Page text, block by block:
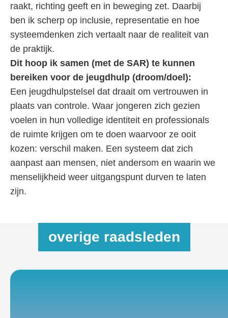
raakt, richting geeft en in beweging zet. Daarbij
ben ik scherp op inclusie, representatie en hoe
systeemdenken zich vertaalt naar de realiteit van
de praktijk.
Dit hoop ik samen (met de SAR) te kunnen
bereiken voor de jeugdhulp (droom/doel):
Een jeugdhulpstelsel dat draait om vertrouwen in
plaats van controle. Waar jongeren zich gezien
voelen in hun volledige identiteit en professionals
de ruimte krijgen om te doen waarvoor ze ooit
kozen: verschil maken. Een systeem dat zich
aanpast aan mensen, niet andersom en waarin we
menselijkheid weer uitgangspunt durven te laten
zijn.
overige raadsleden